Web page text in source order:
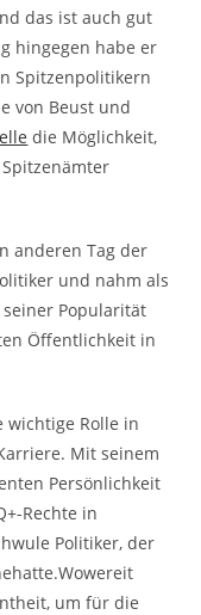
das ist auch gut
hingegen habe er
Spitzenpolitikern
von Beust und
die Möglichkeit,
anderen Tag der
und nahm als
Popularität
Öffentlichkeit in
wichtige Rolle in
Mit seinem
Persönlichkeit
Rechte in
Politiker, der
um für die